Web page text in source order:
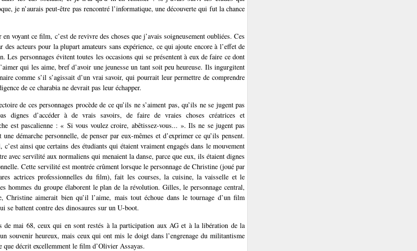
je n’aurais peut-être pas rencontré l’informatique, une découverte qui fut la chance
voyant ce film, c’est de revivre des choses que j’avais soigneusement oubliées. Ces
des acteurs pour la plupart amateurs sans expérience, ce qui ajoute encore à l’effet de
Les personnages évitent toutes les occasions qui se présentent à eux de faire ce dont
qui les aime, bref d’avoir une jeunesse un tant soit peu heureuse. Ils ingurgitent
comme s’il s’agissait d’un vrai savoir, qui pourrait leur permettre de comprendre
de ce charabia ne devrait pas leur échapper.
de ces personnages procède de ce qu’ils ne s’aiment pas, qu’ils ne se jugent pas
dignes d’accéder à de vrais savoirs, de faire de vraies choses créatrices et
est pascalienne : « Si vous voulez croire, abêtissez-vous... ». Ils ne se jugent pas
démarche personnelle, de penser par eux-mêmes et d’exprimer ce qu’ils pensent.
c’est ainsi que certains des étudiants qui étaient vraiment engagés dans le mouvement
avec servilité aux normaliens qui menaient la danse, parce que eux, ils étaient dignes
Cette servilité est montrée crûment lorsque le personnage de Christine (joué par
actrices professionnelles du film), fait les courses, la cuisine, la vaisselle et le
hommes du groupe élaborent le plan de la révolution. Gilles, le personnage central,
Christine aimerait bien qu’il l’aime, mais tout échoue dans le tournage d’un film
se battent contre des dinosaures sur un U-boot.
de mai 68, ceux qui en sont restés à la participation aux AG et à la libération de la
souvenir heureux, mais ceux qui ont mis le doigt dans l’engrenage du militantisme
que décrit excellemment le film d’Olivier Assayas.